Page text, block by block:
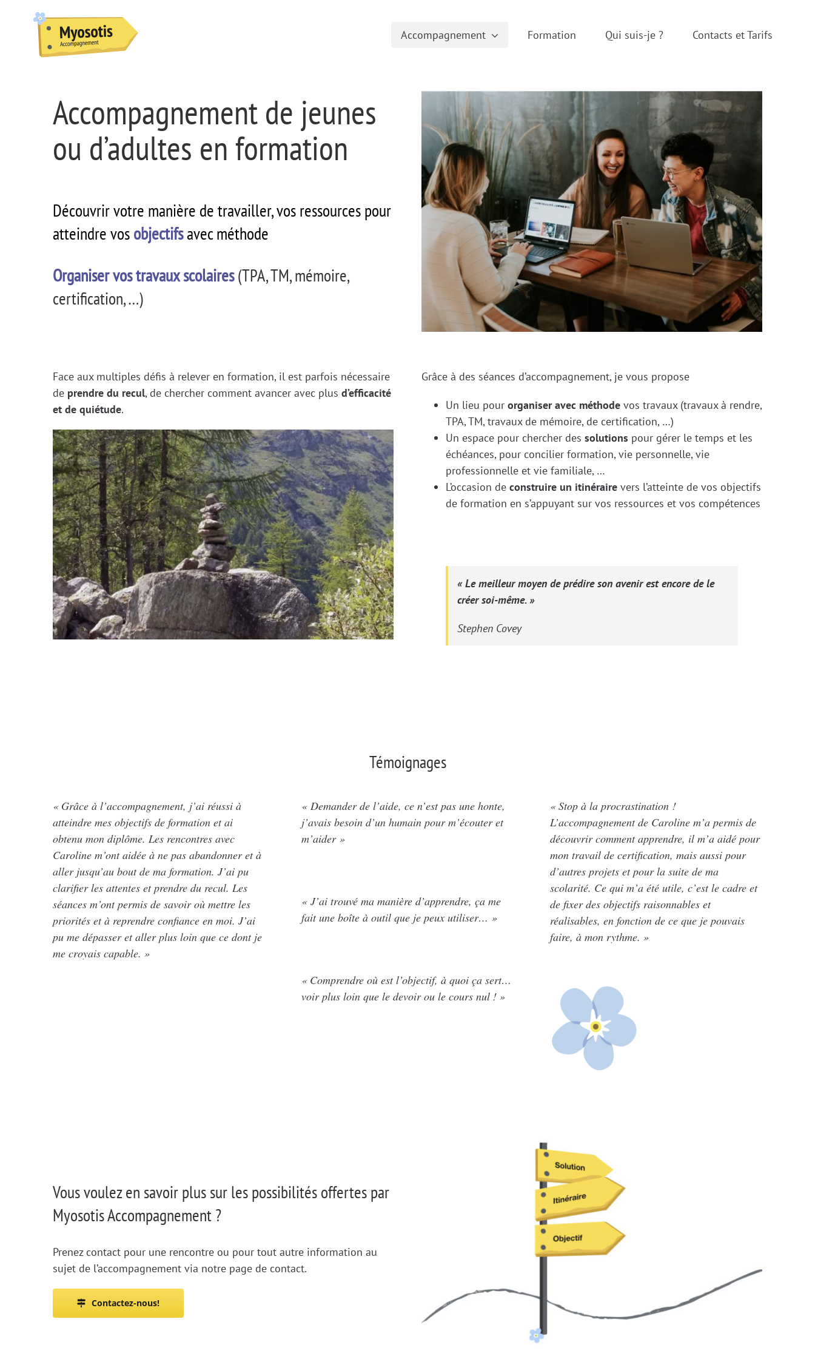
Accompagnement Formation Qui suis-je ? Contacts et Tarifs
Accompagnement de jeunes
ou d’adultes en formation
Découvrir votre manière de travailler, vos ressources pour
atteindre vosobjectifsavec méthode
Organiser vos travaux scolaires(TPA, TM, mémoire,
certification, …)
Face aux multiples défis à relever en formation, il est parfois nécessaire
de prendre du recul, de chercher comment avancer avec plus d’efficacité
et de quiétude.
Grâce à des séances d’accompagnement, je vous propose
Un lieu pourorganiser avec méthode vos travaux (travaux à rendre,
TPA, TM, travaux de mémoire, de certification, …)
Un espace pour chercher dessolutions pour gérer le temps et les
échéances, pour concilier formation, vie personnelle, vie
professionnelle et vie familiale, …
L’occasion deconstruire un itinéraire vers l’atteinte de vos objectifs
de formation en s’appuyant sur vos ressources et vos compétences
« Le meilleur moyen de prédire son avenir est encore de le
créer soi-même. »
Stephen Covey
Témoignages
« Grâce à l’accompagnement, j’ai réussi à
atteindre mes objectifs de formation et ai
obtenu mon diplôme. Les rencontres avec
Caroline m’ont aidée à ne pas abandonner et à
aller jusqu’au bout de ma formation. J’ai pu
clarifier les attentes et prendre du recul. Les
séances m’ont permis de savoir où mettre les
priorités et à reprendre confiance en moi. J’ai
pu me dépasser et aller plus loin que ce dont je
me croyais capable. »
« Demander de l’aide, ce n’est pas une honte,
j’avais besoin d’un humain pour m’écouter et
m’aider »
« J’ai trouvé ma manière d’apprendre, ça me
fait une boîte à outil que je peux utiliser… »
« Comprendre où est l’objectif, à quoi ça sert…
voir plus loin que le devoir ou le cours nul ! »
« Stop à la procrastination !
L’accompagnement de Caroline m’a permis de
découvrir comment apprendre, il m’a aidé pour
mon travail de certification, mais aussi pour
d’autres projets et pour la suite de ma
scolarité. Ce qui m’a été utile, c’est le cadre et
de fixer des objectifs raisonnables et
réalisables, en fonction de ce que je pouvais
faire, à mon rythme. »
Vous voulez en savoir plus sur les possibilités offertes par
Myosotis Accompagnement ?
Prenez contact pour une rencontre ou pour tout autre information au
sujet de l’accompagnement via notre page de contact.
Contactez-nous!